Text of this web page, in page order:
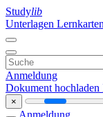
Studylib
Unterlagen Lernkarten
Anmeldung
Dokument hochladen
×
Anmeldung